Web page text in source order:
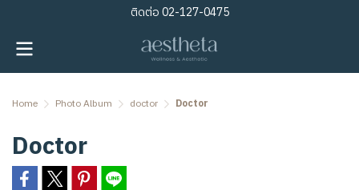
ติดต่อ02-127-0475
Home Photo Album doctor Doctor
Doctor